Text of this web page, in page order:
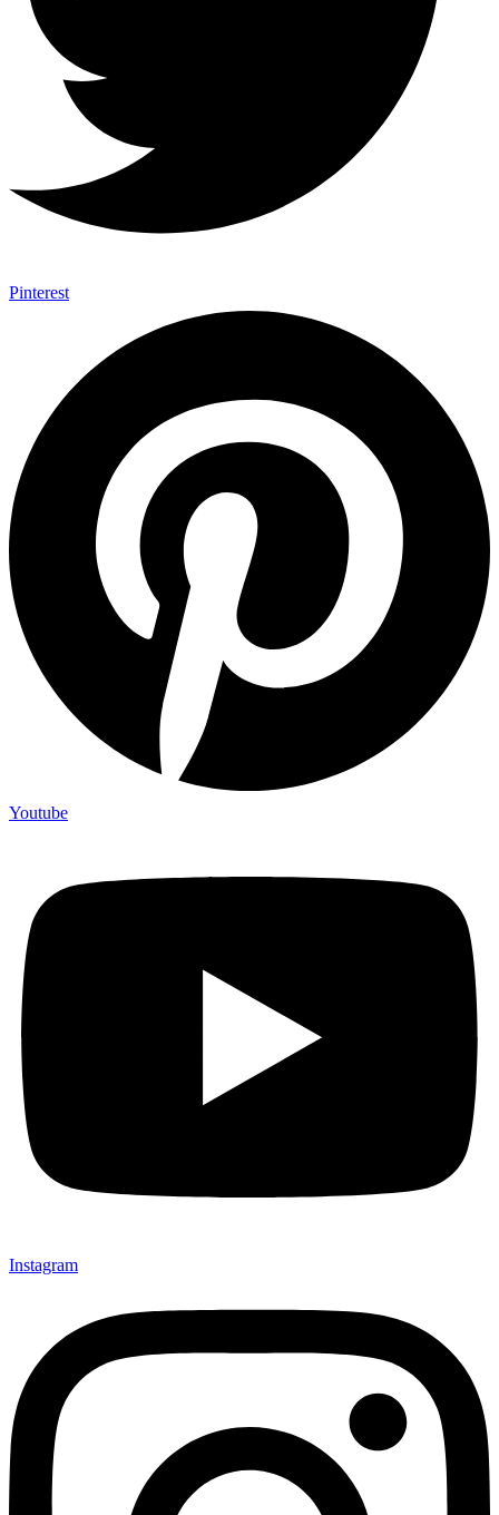
Pinterest
Youtube
Instagram